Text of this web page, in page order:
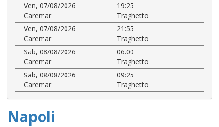
Ven, 07/08/2026
19:25
Caremar
Traghetto
Ven, 07/08/2026
21:55
Caremar
Traghetto
Sab, 08/08/2026
06:00
Caremar
Traghetto
Sab, 08/08/2026
09:25
Caremar
Traghetto
Napoli